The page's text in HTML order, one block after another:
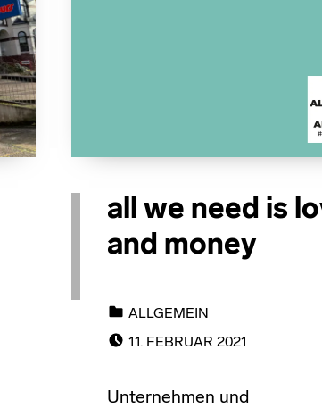
all we need is
and money
ALLGEMEIN
11. FEBRUAR 2021
Unternehmen und